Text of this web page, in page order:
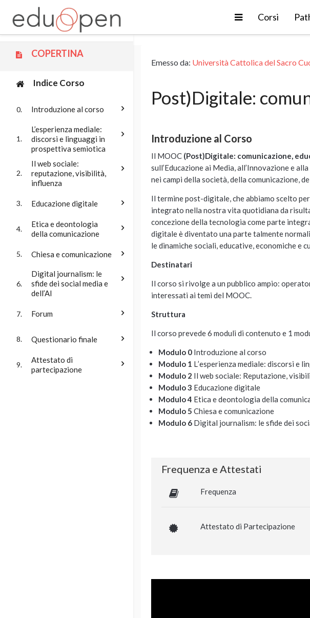
Vai al contenuto principale
Espandi
Corsi
COPERTINA
Indice Corso
0. Introduzione al corso
1.
L’esperienza mediale:
discorsi e linguaggi in
prospettiva semiotica
2.
Il web sociale:
reputazione, visibilità,
influenza
3. Educazione digitale
4.
Etica e deontologia
della comunicazione
5. Chiesa e comunicazione
6.
Digital journalism: le
sfide dei social media e
dell’AI
7. Forum
8. Questionario finale
9.
Attestato di
partecipazione
Emesso da: Università Cattolica del Sacro
Post)Digitale:
Introduzione al Corso
Il MOOC (Post)Digitale: comunicazione,
sull’Educazione ai Media, all’Innovazione e
nei campi della società, della comunicazione,
Il termine post-digitale, che abbiamo scelto
integrato nella nostra vita quotidiana da
concezione della tecnologia come parte
digitale è diventato una parte talmente
le dinamiche sociali, educative, economiche e
Destinatari
Il corso si rivolge a un pubblico ampio:
interessati ai temi del MOOC.
Struttura
Il corso prevede 6 moduli di contenuto e 1
Modulo 0 Introduzione al corso
Modulo 1 L’esperienza mediale: discorsi e
Modulo 2 Il web sociale: Reputazione,
Modulo3 Educazione digitale
Modulo4 Etica e deontologia della
Modulo5 Chiesa e comunicazione
Modulo 6 Digital journalism: le sfide dei
Frequenza e Attestati
Frequenza
Attestato di Partecipazione